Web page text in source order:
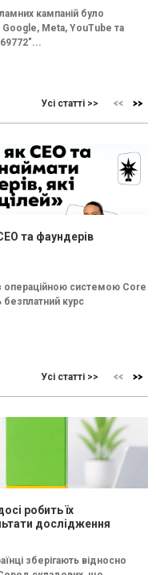
кампаній було
Google, Meta, YouTube та
Усі статті >>
та фаундерів
операційною системою Core
безплатний курс
Усі статті >>
робить їх
дослідження
зберігають відносно